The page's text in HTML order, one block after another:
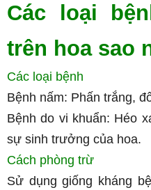
Các loại
trên hoa sao
Các loại bệnh
Bệnh nấm: Phấn trắng,
Bệnh do vi khuẩn: Héo
sự sinh trưởng của hoa.
Cách phòng trừ
Sử dụng giống kháng